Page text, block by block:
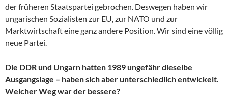
der früheren Staatspartei gebrochen. Deswegen haben wir
ungarischen Sozialisten zur EU, zur NATO und zur
Marktwirtschaft eine ganz andere Position. Wir sind eine völlig
neue Partei.
Die DDR und Ungarn hatten 1989 ungefähr dieselbe
Ausgangslage – haben sich aber unterschiedlich entwickelt.
Welcher Weg war der bessere?